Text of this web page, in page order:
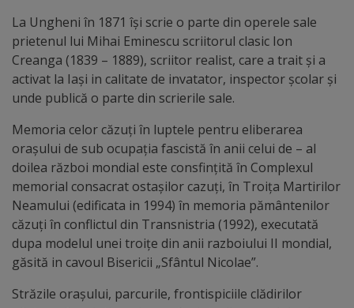
Sportivi
de
performanță
Orașul
în
imagini
Galerie
video
La Ungheni în 1871 îşi scrie o parte din operele sale
prietenul lui Mihai Eminescu scriitorul clasic Ion
Creanga (1839 – 1889), scriitor realist, care a trait şi a
activat la Iaşi in calitate de invatator, inspector şcolar şi
unde publică o parte din scrierile sale.
Memoria celor căzuţi în luptele pentru eliberarea
oraşului de sub ocupaţia fascistă în anii celui de – al
doilea război mondial este consfinţită în Complexul
memorial consacrat ostaşilor cazuţi, în Troiţa Martirilor
Neamului (edificata in 1994) în memoria pământenilor
căzuţi în conflictul din Transnistria (1992), executată
dupa modelul unei troiţe din anii razboiului II mondial,
găsită in cavoul Bisericii „Sfântul Nicolae”.
Străzile oraşului, parcurile, frontispiciile clădirilor